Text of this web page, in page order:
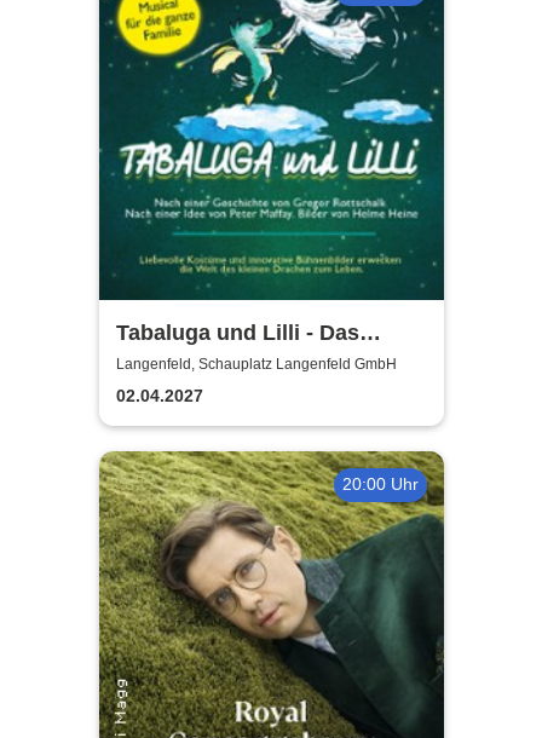
Tabaluga und Lilli - Das
drachenstarke Musical für die
ganze Familie
Langenfeld, Schauplatz Langenfeld GmbH
02.04.2027
20:00 Uhr